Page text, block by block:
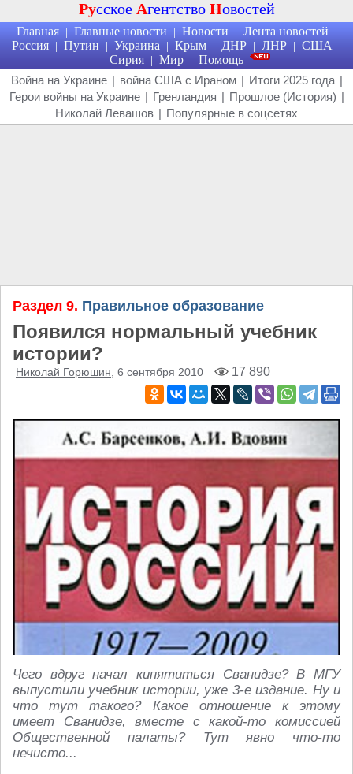
Русское Агентство Новостей
Главная | Главные новости | Новости | Лента новостей |
Россия | Путин | Украина | Крым | ДНР | ЛНР | США |
Сирия | Мир | Помощь
Война на Украине | война США с Ираном | Итоги 2025 года |
Герои войны на Украине | Гренландия | Прошлое (История) |
Николай Левашов | Популярные в соцсетях
Раздел 9. Правильное образование
Появился нормальный учебник
истории?
Николай Горюшин , 6 сентября 2010 17 890
Чего вдруг начал кипятиться Сванидзе? В МГУ
выпустили учебник истории, уже 3-е издание. Ну и
что тут такого? Какое отношение к этому
имеет Сванидзе, вместе с какой-то комиссией
Общественной палаты? Тут явно что-то
нечисто...